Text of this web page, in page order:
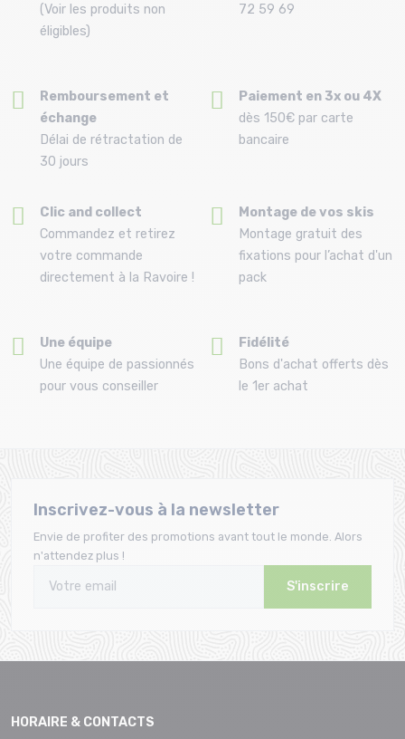
(Voir les produits non
éligibles)
72 59 69
Remboursement et
échange
Délai de rétractation de
30 jours
Paiement en 3x ou 4X
dès 150€ par carte
bancaire
Clic and collect
Commandez et retirez
votre commande
directement à la Ravoire !
Montage de vos skis
Montage gratuit des
fixations pour l’achat d'un
pack
Une équipe
Une équipe de passionnés
pour vous conseiller
Fidélité
Bons d'achat offerts dès
le 1er achat
Inscrivez-vous à la newsletter
Envie de profiter des promotions avant tout le monde. Alors
n'attendez plus !
S'inscrire
HORAIRE & CONTACTS